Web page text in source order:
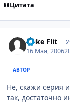
Цитата
Duke Flit
16 Мая, 2006
АВТОР
Не, скажи серия
так, достаточно